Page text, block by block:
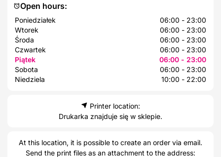
Open hours:
Poniedziałek
06:00 - 23:00
Wtorek
06:00 - 23:00
Środa
06:00 - 23:00
Czwartek
06:00 - 23:00
Piątek
06:00 - 23:00
Sobota
06:00 - 23:00
Niedziela
10:00 - 22:00
Printer location:
Drukarka znajduje się w sklepie.
At this location, it is possible to create an order via email.
Send the print files as an attachment to the address: